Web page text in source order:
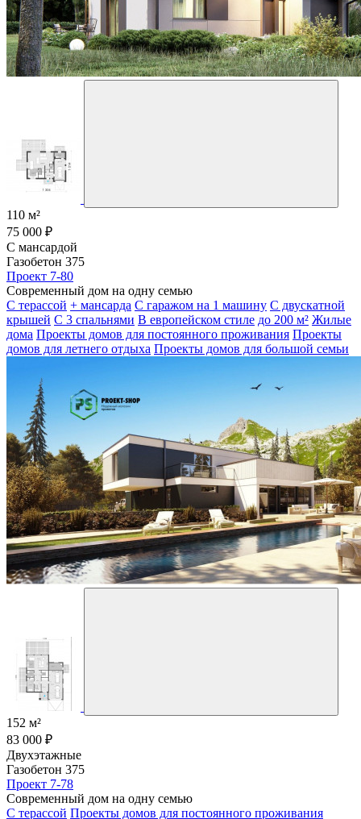
110 м²
75 000 ₽
С мансардой
Газобетон 375
Проект 7-80
Современный дом на одну семью
С терассой + мансарда С гаражом на 1 машину С двускатной
крышей С 3 спальнями В европейском стиле до 200 м² Жилые
дома Проекты домов для постоянного проживания Проекты
домов для летнего отдыха Проекты домов для большой семьи
152 м²
83 000 ₽
Двухэтажные
Газобетон 375
Проект 7-78
Современный дом на одну семью
С терассой Проекты домов для постоянного проживания